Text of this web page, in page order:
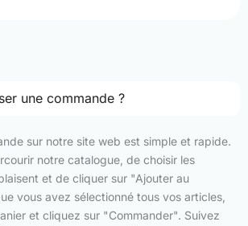
une commande ?
sur notre site web est simple et rapide.
notre catalogue, de choisir les
et de cliquer sur "Ajouter au
vous avez sélectionné tous vos articles,
et cliquez sur "Commander". Suivez